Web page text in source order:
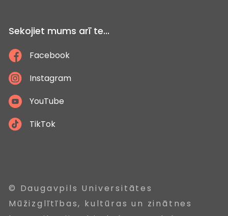
Sekojiet mums arī te...
Facebook
Instagram
YouTube
TikTok
© Daugavpils Universitātes
Mūžizglītības, kultūras un zinātnes